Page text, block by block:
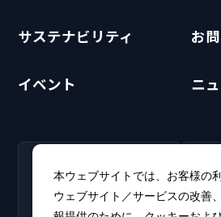
サステナビリティ お
イベント ニ
採用情報
新卒・キャリア採用情報を
用）
本ウェブサイトでは、お客様の
ウェブサイト／サービスの改善